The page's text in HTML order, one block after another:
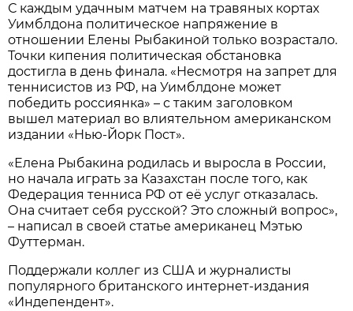
С каждым удачным матчем на травяных кортах
Уимблдона политическое напряжение в
отношении Елены Рыбакиной только возрастало.
Точки кипения политическая обстановка
достигла в день финала. «Несмотря на запрет для
теннисистов из РФ, на Уимблдоне может
победить россиянка» – с таким заголовком
вышел материал во влиятельном американском
издании «Нью-Йорк Пост».
«Елена Рыбакина родилась и выросла в России,
но начала играть за Казахстан после того, как
Федерация тенниса РФ от её услуг отказалась.
Она считает себя русской? Это сложный вопрос»,
– написал в своей статье американец Мэтью
Футтерман.
Поддержали коллег из США и журналисты
популярного британского интернет-издания
«Индепендент».